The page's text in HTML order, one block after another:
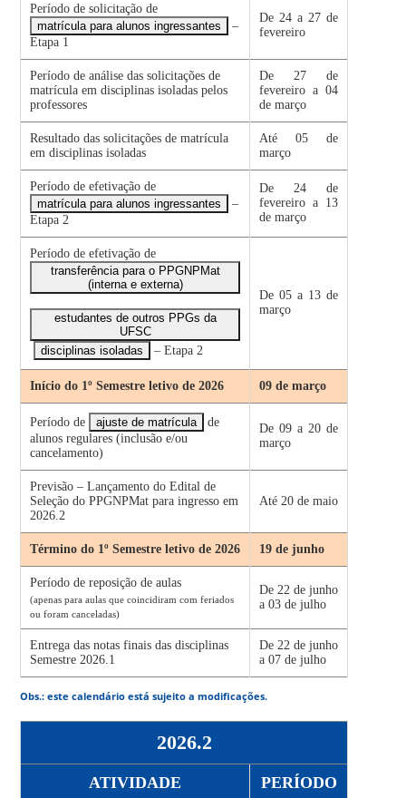
Período de solicitação de
matrícula para alunos ingressantes
–
Etapa 1
De 24 a 27 de
fevereiro
Período de análise das solicitações de
matrícula em disciplinas isoladas pelos
professores
De 27 de
fevereiro a 04
de março
Resultado das solicitações de matrícula
em disciplinas isoladas
Até 05 de
março
Período de efetivação de
matrícula para alunos ingressantes
–
Etapa 2
De 24 de
fevereiro a 13
de março
Período de efetivação de
transferência para o PPGNPMat
(interna e externa)
estudantes de outros PPGs da
UFSC
disciplinas isoladas
– Etapa 2
De 05 a 13 de
março
Início do 1º Semestre letivo de 2026 09 de março
Período de ajuste de matrícula
de
alunos regulares (inclusão e/ou
cancelamento)
De 09 a 20 de
março
Previsão – Lançamento do Edital de
Seleção do PPGNPMat para ingresso em
2026.2
Até 20 de maio
Término do 1º Semestre letivo de 2026 19 de junho
Período de reposição de aulas
(apenas para aulas que coincidiram com feriados
ou foram canceladas)
De 22 de junho
a 03 de julho
Entrega das notas finais das disciplinas
Semestre 2026.1
De 22 de junho
a 07 de julho
Obs.: este calendário está sujeito a modificações.
2026.2
ATIVIDADE PERÍODO